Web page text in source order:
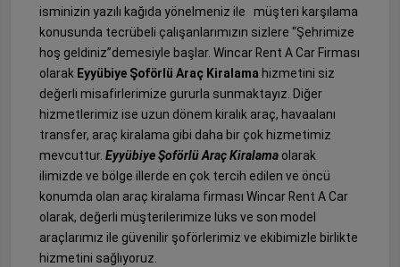
isminizin yazılı kağıda yönelmeniz ile müşteri karşılama
konusunda tecrübeli çalışanlarımızın sizlere “Şehrimize
hoş geldiniz”demesiyle başlar. Wincar Rent A Car Firması
olarak Eyyübiye Şoförlü Araç Kiralama hizmetini siz
değerli misafirlerimize gururla sunmaktayız. Diğer
hizmetlerimiz ise uzun dönem kiralık araç, havaalanı
transfer, araç kiralama gibi daha bir çok hizmetimiz
mevcuttur. Eyyübiye Şoförlü Araç Kiralama olarak
ilimizde ve bölge illerde en çok tercih edilen ve öncü
konumda olan araç kiralama firması Wincar Rent A Car
olarak, değerli müşterilerimize lüks ve son model
araçlarımız ile güvenilir şoförlerimiz ve ekibimizle birlikte
hizmetini sağlıyoruz.